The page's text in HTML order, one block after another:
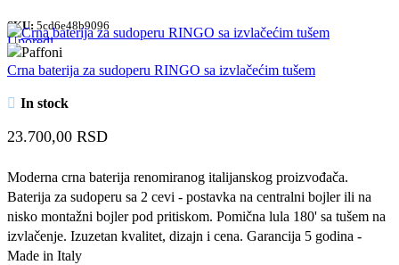
SKU: 5cd6e48b9096
Uporedi
Quick view
Dodaj u omiljene
Crna baterija za sudoperu RINGO sa izvlačećim tušem
In stock
23.700,00 RSD
Moderna crna baterija renomiranog italijanskog proizvođača.
Baterija za sudoperu sa 2 cevi - postavka na centralni bojler ili na
nisko montažni bojler pod pritiskom. Pomična lula 180' sa tušem na
izvlačenje. Izuzetan kvalitet, dizajn i cena. Garancija 5 godina -
Made in Italy